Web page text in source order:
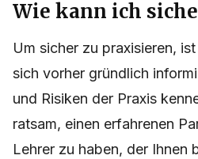
Wie kann ich
Um sicher zu praxisieren,
sich vorher gründlich
und Risiken der Praxis
ratsam, einen erfahrenen
Lehrer zu haben, der Ihnen